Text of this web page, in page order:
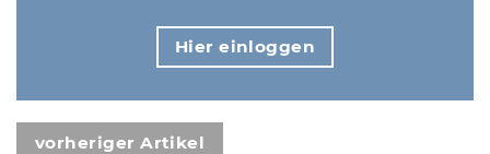
Hier einloggen
vorheriger Artikel